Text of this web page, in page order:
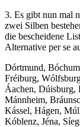
3. Es gibt nun mal
zwei Silben
die bescheidene
Alternative per se
Dórtmund,
Fréiburg,
Áachen, Dúisburg,
Mánnheim,
Kássel, Hágen,
Kóblenz, Jéna,